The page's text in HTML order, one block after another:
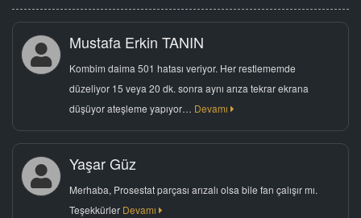
Mustafa Erkin TANIN
Kombim daima 501 hatası veriyor. Her restlememde
düzeliyor 15 veya 20 dk. sonra aynı arıza tekrar ekrana
düşüyor ateşleme yapıyor… Devamı
Yaşar Güz
Merhaba, Prosestat parçası arızalı olsa bile fan çalışır mı.
Teşekkürler Devamı